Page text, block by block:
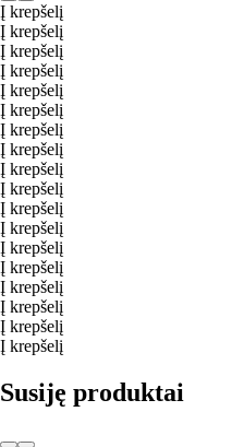
Į krepšelį
Į krepšelį
Į krepšelį
Į krepšelį
Į krepšelį
Į krepšelį
Į krepšelį
Į krepšelį
Į krepšelį
Į krepšelį
Į krepšelį
Į krepšelį
Į krepšelį
Į krepšelį
Į krepšelį
Į krepšelį
Į krepšelį
Į krepšelį
Susiję produktai